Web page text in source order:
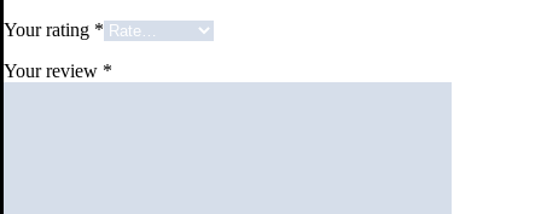
Your rating *
Your review *